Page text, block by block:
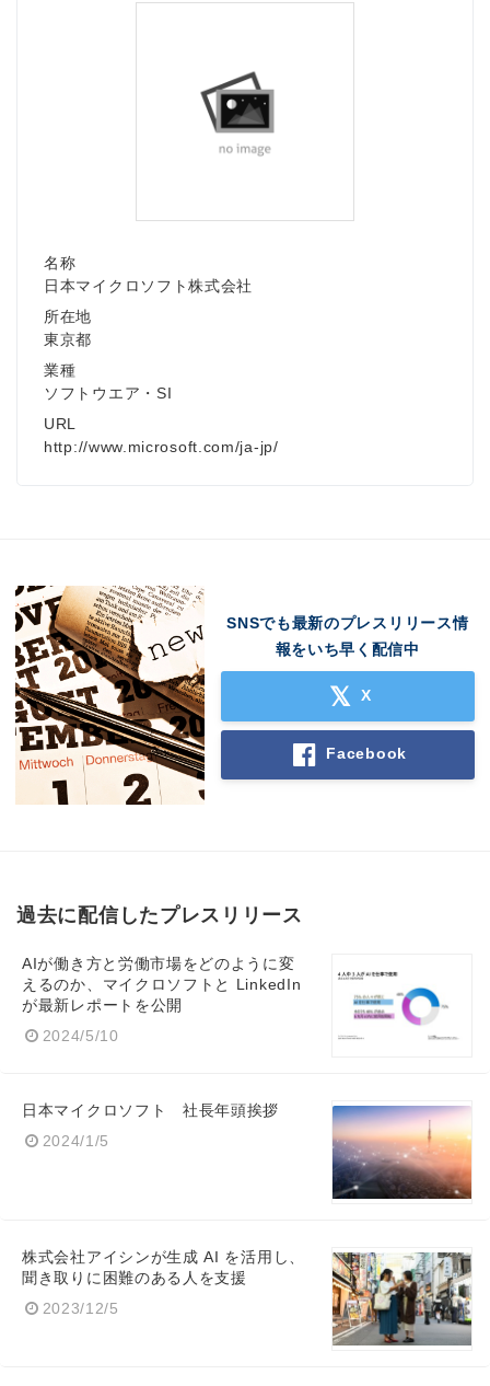
名称
日本マイクロソフト株式会社
所在地
東京都
業種
ソフトウエア・SI
URL
http://www.microsoft.com/ja-jp/
SNSでも最新のプレスリリース情
報をいち早く配信中
X
Facebook
過去に配信したプレスリリース
AIが働き方と労働市場をどのように変
えるのか、マイクロソフトと LinkedIn
が最新レポートを公開
2024/5/10
日本マイクロソフト 社長年頭挨拶
2024/1/5
株式会社アイシンが生成 AI を活用し、
聞き取りに困難のある人を支援
2023/12/5